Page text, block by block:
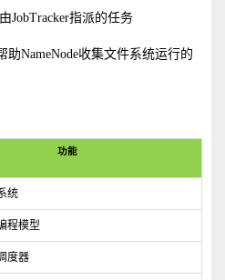
JobTracker指派的任务
助NameNode收集文件系统运行的
功能
统
程模型
度器